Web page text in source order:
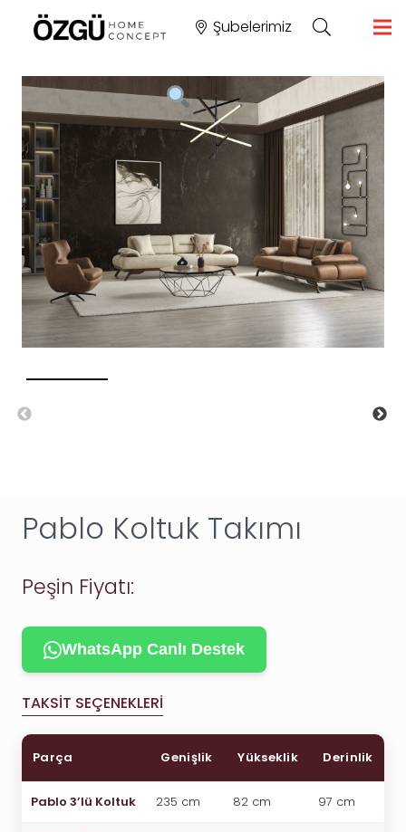
Şubelerimiz
Pablo Koltuk Takımı
Peşin Fiyatı:
WhatsApp Canlı Destek
TAKSIT SEÇENEKLERI
Parça Genişlik Yükseklik Derinlik
Pablo 3’lü Koltuk 235 cm 82 cm 97 cm